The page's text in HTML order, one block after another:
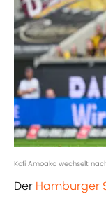
Kofi Amoako wechselt
Der Hamburger